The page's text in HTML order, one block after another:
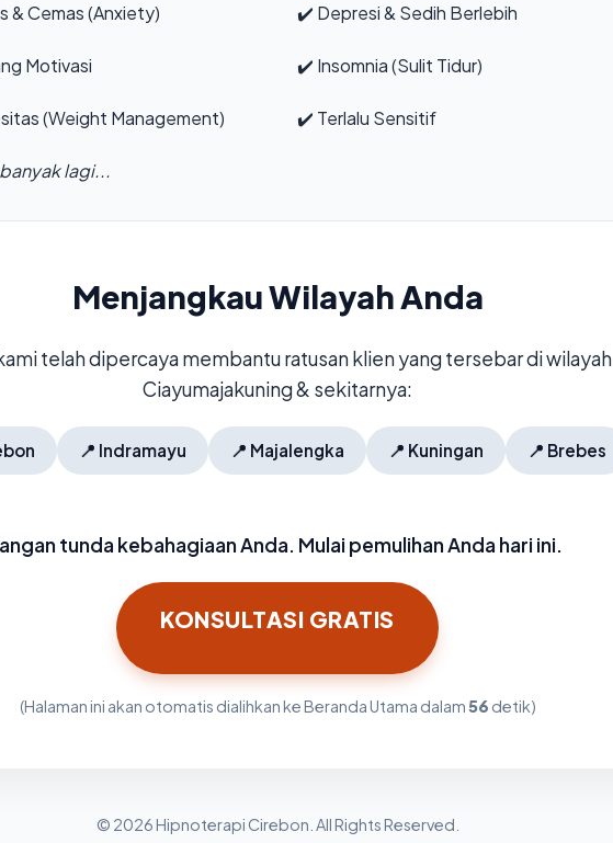
& Cemas (Anxiety) ✔️ Depresi & Sedih Berlebih
Motivasi ✔️ Insomnia (Sulit Tidur)
(Weight Management) ✔️ Terlalu Sensitif
lagi...
Menjangkau Wilayah Anda
telah dipercaya membantu ratusan klien yang tersebar di wilayah
Ciayumajakuning & sekitarnya:
📍 Indramayu 📍 Majalengka 📍 Kuningan 📍 Brebes
tunda kebahagiaan Anda. Mulai pemulihan Anda hari ini.
KONSULTASI GRATIS
(Halaman ini akan otomatis dialihkan ke Beranda Utama dalam56 detik)
© 2026 Hipnoterapi Cirebon. All Rights Reserved.